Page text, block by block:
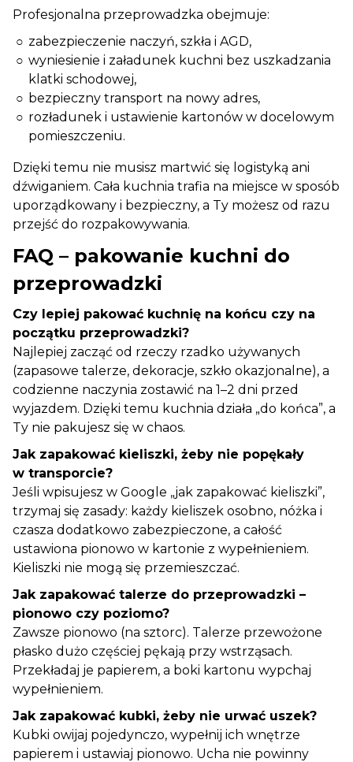
Profesjonalna przeprowadzka obejmuje:
zabezpieczenie naczyń, szkła i AGD,
wyniesienie i załadunek kuchni bez uszkadzania
klatki schodowej,
bezpieczny transport na nowy adres,
rozładunek i ustawienie kartonów w docelowym
pomieszczeniu.
Dzięki temu nie musisz martwić się logistyką ani
dźwiganiem. Cała kuchnia trafia na miejsce w sposób
uporządkowany i bezpieczny, a Ty możesz od razu
przejść do rozpakowywania.
FAQ – pakowanie kuchni do
przeprowadzki
Czy lepiej pakować kuchnię na końcu czy na
początku przeprowadzki?
Najlepiej zacząć od rzeczy rzadko używanych
(zapasowe talerze, dekoracje, szkło okazjonalne), a
codzienne naczynia zostawić na 1–2 dni przed
wyjazdem. Dzięki temu kuchnia działa „do końca”, a
Ty nie pakujesz się w chaos.
Jak zapakować kieliszki, żeby nie popękały
w transporcie?
Jeśli wpisujesz w Google „jak zapakować kieliszki”,
trzymaj się zasady: każdy kieliszek osobno, nóżka i
czasza dodatkowo zabezpieczone, a całość
ustawiona pionowo w kartonie z wypełnieniem.
Kieliszki nie mogą się przemieszczać.
Jak zapakować talerze do przeprowadzki –
pionowo czy poziomo?
Zawsze pionowo (na sztorc). Talerze przewożone
płasko dużo częściej pękają przy wstrząsach.
Przekładaj je papierem, a boki kartonu wypchaj
wypełnieniem.
Jak zapakować kubki, żeby nie urwać uszek?
Kubki owijaj pojedynczo, wypełnij ich wnętrze
papierem i ustawiaj pionowo. Ucha nie powinny